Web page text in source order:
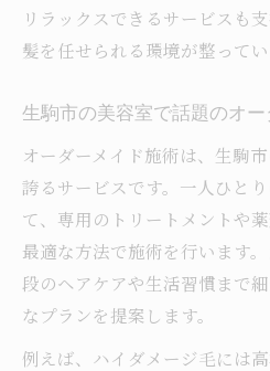
リラックスできるサービスも
髪を任せられる環境が整ってい
生駒市の美容室で話題のオ
オーダーメイド施術は、生駒
誇るサービスです。一人ひと
て、専用のトリートメントや
最適な方法で施術を行います
段のヘアケアや生活習慣まで
なプランを提案します。
例えば、ハイダメージ毛には